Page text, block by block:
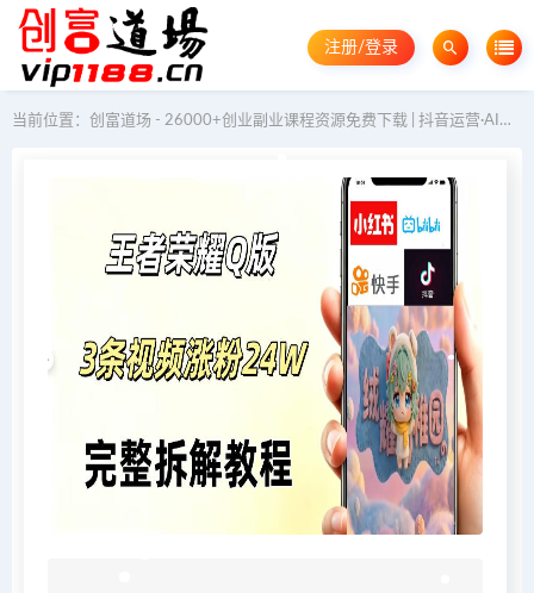
注册/登录
当前位置： 创富道场 - 26000+创业副业课程资源免费下载 | 抖音运营·AI教程·GEO优化